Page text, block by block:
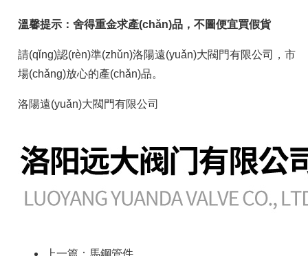
溫馨提示：舍得重金求產(chǎn)品，不圖便宜買假貨
請(qǐng)認(rèn)準(zhǔn)洛陽遠(yuǎn)大閥門有限公司，市
場(chǎng)放心的產(chǎn)品。
洛陽遠(yuǎn)大閥門有限公司